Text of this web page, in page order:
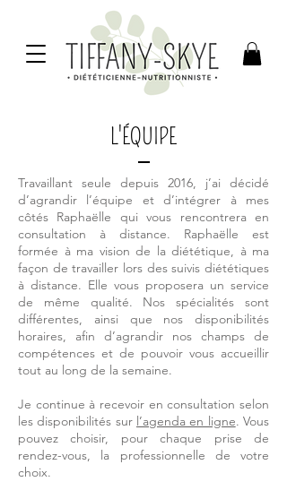
L'ÉQUIPE
Travaillant seule depuis 2016, j’ai décidé
d’agrandir l’équipe et d’intégrer à mes
côtés Raphaëlle qui vous rencontrera en
consultation à distance. Raphaëlle est
formée à ma vision de la diététique, à ma
façon de travailler lors des suivis diététiques
à distance. Elle vous proposera un service
de même qualité. Nos spécialités sont
différentes, ainsi que nos disponibilités
horaires, afin d’agrandir nos champs de
compétences et de pouvoir vous accueillir
tout au long de la semaine.
Je continue à recevoir en consultation selon
les disponibilités sur l’agenda en ligne. Vous
pouvez choisir, pour chaque prise de
rendez-vous, la professionnelle de votre
choix.